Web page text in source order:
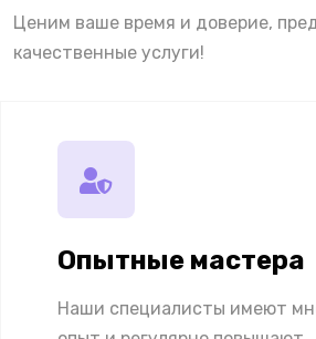
Ценим ваше время и доверие,
качественные услуги!
Опытные мастера
Наши специалисты имеют